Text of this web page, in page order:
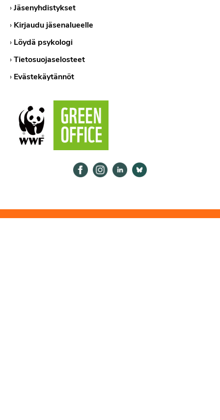
›Jäsenyhdistykset
› Kirjaudu jäsenalueelle
› Löydä psykologi
›Tietosuojaselosteet
› Evästekäytännöt